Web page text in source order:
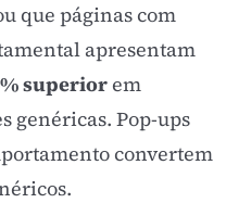
que páginas com
apresentam
superiorem
genéricas. Pop-ups
convertem